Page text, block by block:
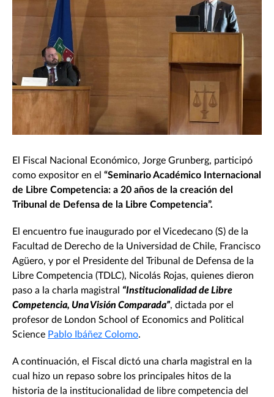
El Fiscal Nacional Económico, Jorge Grunberg, participó
como expositor en el “Seminario Académico Internacional
de Libre Competencia: a 20 años de la creación del
Tribunal de Defensa de la Libre Competencia”.
El encuentro fue inaugurado por el Vicedecano (S) de la
Facultad de Derecho de la Universidad de Chile, Francisco
Agüero, y por el Presidente del Tribunal de Defensa de la
Libre Competencia (TDLC), Nicolás Rojas, quienes dieron
paso a la charla magistral “Institucionalidad de Libre
Competencia, Una Visión Comparada”, dictada por el
profesor de London School of Economics and Political
Science Pablo Ibáñez Colomo.
A continuación, el Fiscal dictó una charla magistral en la
cual hizo un repaso sobre los principales hitos de la
historia de la institucionalidad de libre competencia del